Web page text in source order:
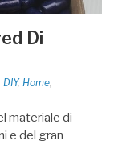
Di
DIY, Home,
materiale di
e del gran